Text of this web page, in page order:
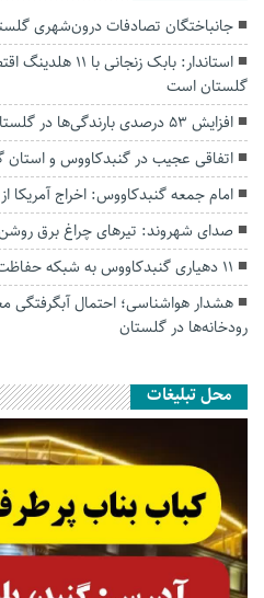
جانباختگان تصادفات درون‌شهری گلستان ۱۷ درصد کاهش
استاندار: بابک
گلستان است
افزایش ۵۳ درصدی بارندگی‌ها در گلستان
اتفاقی عجیب در‌ گنبدکاووس و استان
امام جمعه گنبدکاووس: اخراج
صدای شهروند: تیرهای چراغ برق
۱۱ دهیاری گنبدکاووس به شبکه حفاظت مردمی منابع طبیعی پیوستند
هشدار هواشناسی؛ احتمال آبگرفتگی
رودخانه‌ها در گلستان
محل تبلیغات